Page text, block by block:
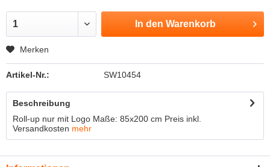
In den Warenkorb
Merken
Artikel-Nr.: SW10454
Beschreibung
Roll-up nur mit Logo Maße: 85x200 cm Preis inkl.
Versandkosten mehr